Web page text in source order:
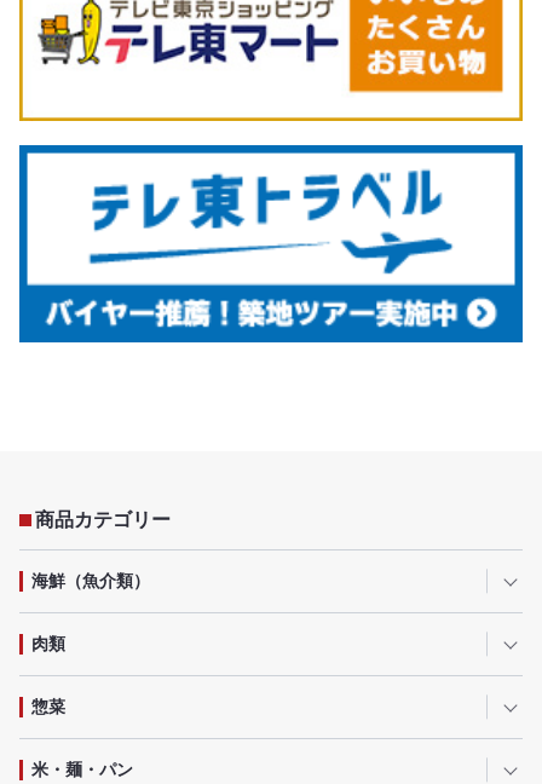
商品カテゴリー
海鮮（魚介類）
肉類
惣菜
米・麺・パン